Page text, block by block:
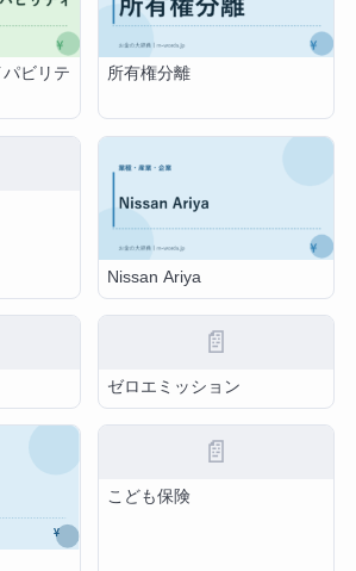
ビリテ
所有権分離
Nissan Ariya
📄
ゼロエミッション
📄
こども保険